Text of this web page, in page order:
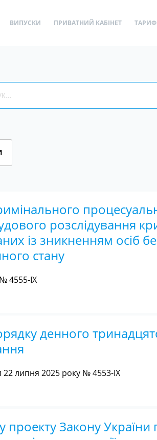
ВИПУСКИ ПРИВАТНИЙ КАБІНЕТ
розслідування
із зникненням осіб
стану
4555-IX
денного
липня 2025 року № 4553-IX
Закону